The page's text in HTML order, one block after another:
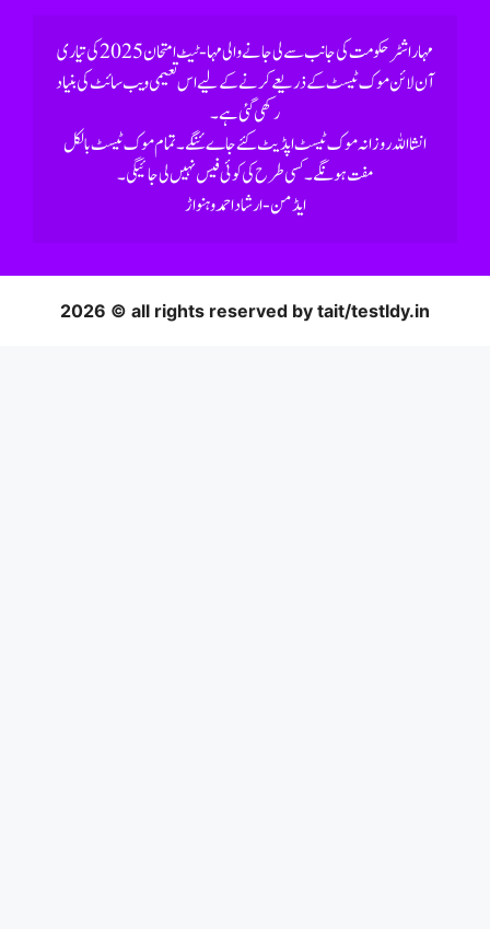
رکھی گئی ہے۔
ایڈمن- ارشاد احمد وہنواڑ
2026 © all rights reserved by tait/testldy.in